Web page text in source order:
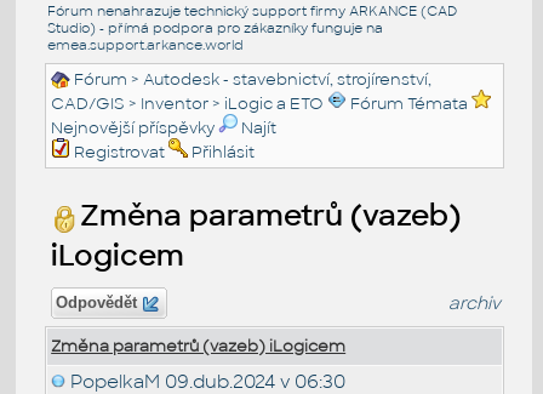
Fórum nenahrazuje technický support firmy ARKANCE (CAD
Studio) - přímá podpora pro zákazníky funguje na
emea.support.arkance.world
Fórum >Autodesk - stavebnictví, strojírenství,
CAD/GIS > Inventor > iLogic a ETO
Fórum Témata
Nejnovější příspěvky
Najít
Registrovat
Přihlásit
Změna parametrů (vazeb)
iLogicem
Odpovědět archiv
Změna parametrů (vazeb) iLogicem
PopelkaM 09.dub.2024 v 06:30